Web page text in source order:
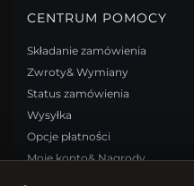
CENTRUM POMOCY
Składanie zamówienia
Zwroty& Wymiany
Status zamówienia
Wysyłka
Opcje płatności
Moje konto& Nagrody